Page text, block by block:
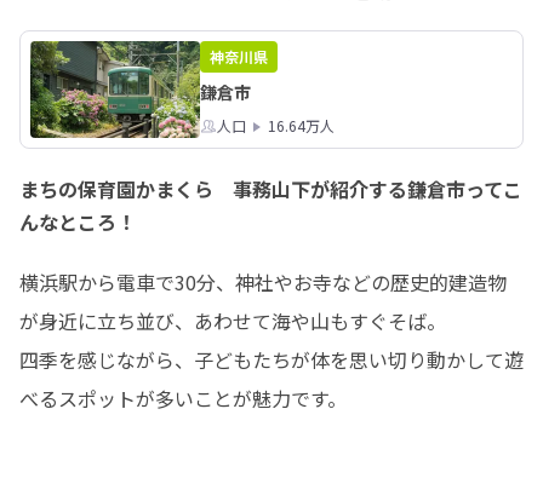
神奈川県
鎌倉市
人口 16.64万人
まちの保育園かまくら 事務山下が紹介する鎌倉市ってこ
んなところ！
横浜駅から電車で30分、神社やお寺などの歴史的建造物
が身近に立ち並び、あわせて海や山もすぐそば。
四季を感じながら、子どもたちが体を思い切り動かして遊
べるスポットが多いことが魅力です。